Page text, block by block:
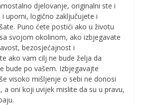
djelovanje, originalni ste i
uporni, logično zaključujete i
Puno ćete postići ako u životu
svojom okolinom, ako izbjegavate
bezosjećajnost i
ako vam cilj ne bude želja da
bude po vašem. Izbjegavajte
visoko mišljenje o sebi ne donosi
a oni koji uvijek mislite da su u pravu,